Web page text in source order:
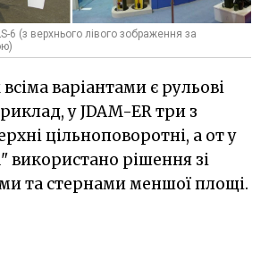
6 (з верхнього лівого зображення за
варіантами є рульові
у JDAM-ER три з
цільноповоротні, а от у
використано рішення зі
та стернами меншої площі.